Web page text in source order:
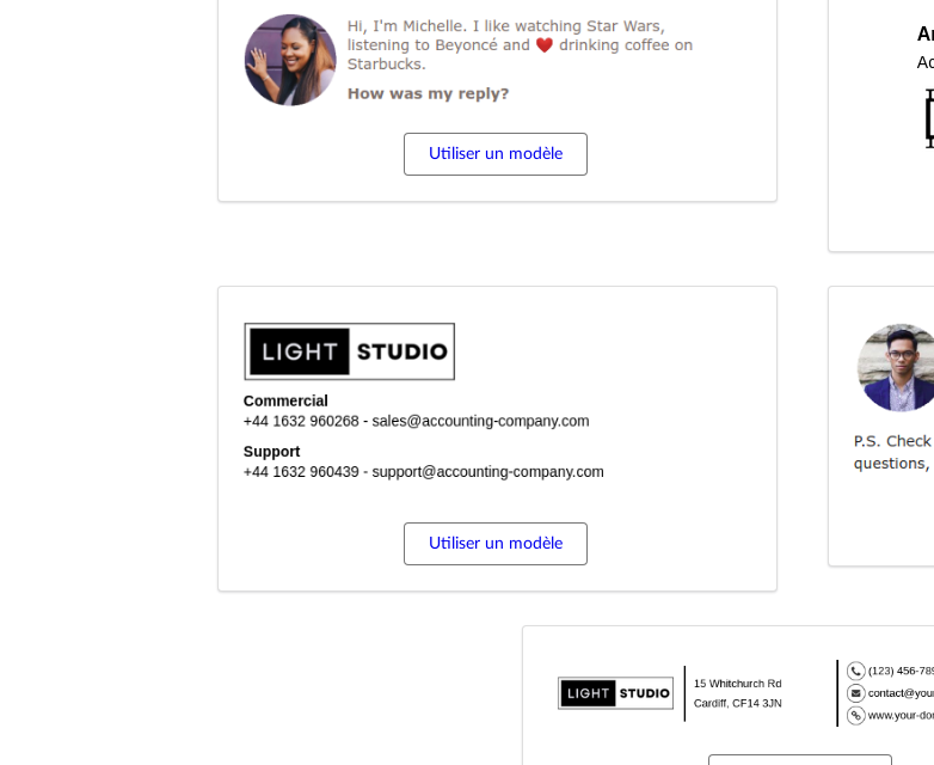
Utiliser un modèle
Utiliser un modèle